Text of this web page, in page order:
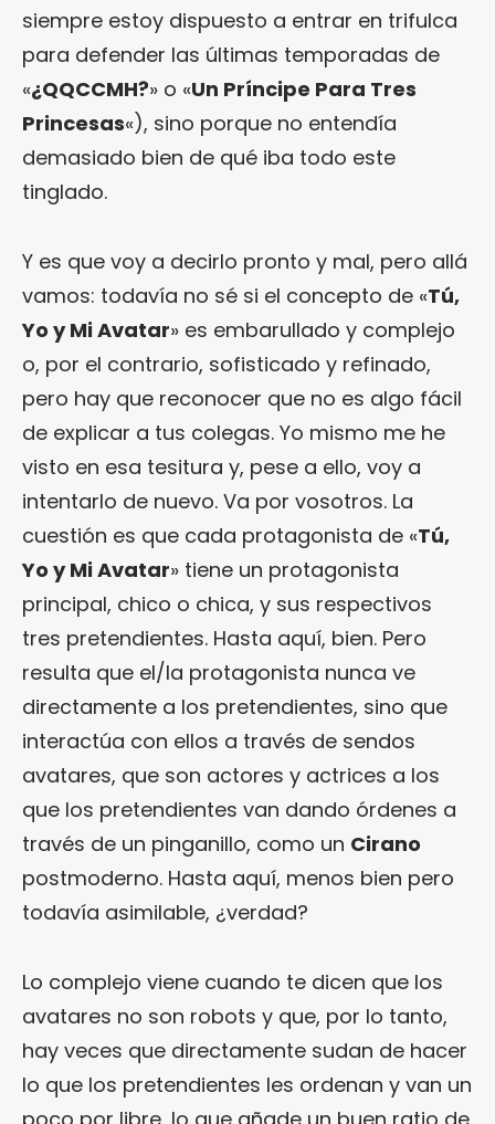
siempre estoy dispuesto a entrar en trifulca
para defender las últimas temporadas de
«¿QQCCMH?» o «Un Príncipe Para Tres
Princesas«), sino porque no entendía
demasiado bien de qué iba todo este
tinglado.
Y es que voy a decirlo pronto y mal, pero allá
vamos: todavía no sé si el concepto de «Tú,
Yo y Mi Avatar» es embarullado y complejo
o, por el contrario, sofisticado y refinado,
pero hay que reconocer que no es algo fácil
de explicar a tus colegas. Yo mismo me he
visto en esa tesitura y, pese a ello, voy a
intentarlo de nuevo. Va por vosotros. La
cuestión es que cada protagonista de «Tú,
Yo y Mi Avatar» tiene un protagonista
principal, chico o chica, y sus respectivos
tres pretendientes. Hasta aquí, bien. Pero
resulta que el/la protagonista nunca ve
directamente a los pretendientes, sino que
interactúa con ellos a través de sendos
avatares, que son actores y actrices a los
que los pretendientes van dando órdenes a
través de un pinganillo, como un Cirano
postmoderno. Hasta aquí, menos bien pero
todavía asimilable, ¿verdad?
Lo complejo viene cuando te dicen que los
avatares no son robots y que, por lo tanto,
hay veces que directamente sudan de hacer
lo que los pretendientes les ordenan y van un